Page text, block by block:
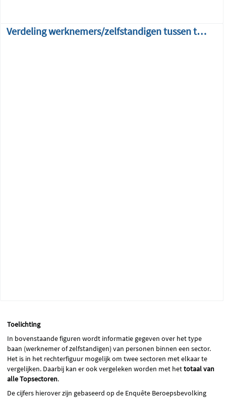
Verdeling werknemers/zelfstandigen tussen topsectoren
Toelichting
In bovenstaande figuren wordt informatie gegeven over het type
baan (werknemer of zelfstandigen) van personen binnen een sector.
Het is in het rechterfiguur mogelijk om twee sectoren met elkaar te
vergelijken. Daarbij kan er ook vergeleken worden met hettotaal van
alle Topsectoren.
De cijfers hierover zijn gebaseerd op de Enquête Beroepsbevolking